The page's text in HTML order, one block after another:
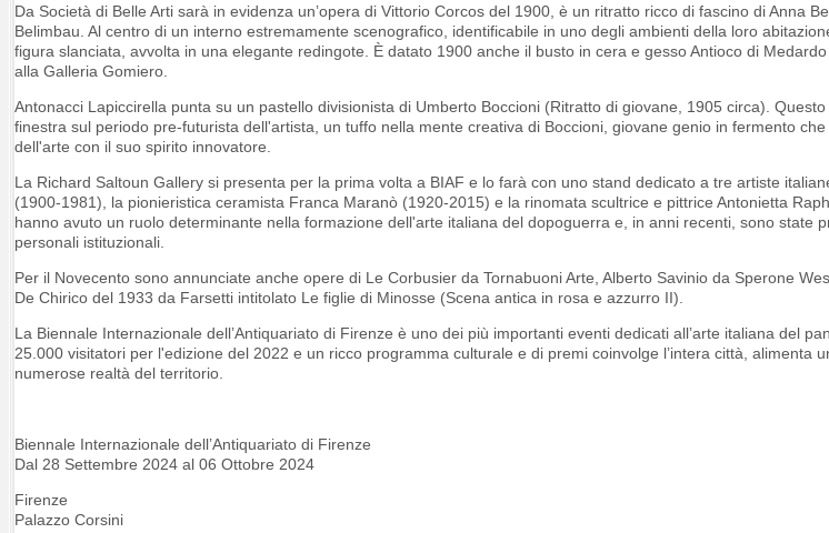
Da Società di Belle Arti sarà in evidenza un’opera di Vittorio Corcos del 1900, è un ritratto ricco di fascino di Anna
Belimbau. Al centro di un interno estremamente scenografico, identificabile in uno degli ambienti della loro
figura slanciata, avvolta in una elegante redingote. È datato 1900 anche il busto in cera e gesso Antioco di
alla Galleria Gomiero.
Antonacci Lapiccirella punta su un pastello divisionista di Umberto Boccioni (Ritratto di giovane, 1905 circa).
finestra sul periodo pre-futurista dell'artista, un tuffo nella mente creativa di Boccioni, giovane genio in fermento
dell'arte con il suo spirito innovatore.
La Richard Saltoun Gallery si presenta per la prima volta a BIAF e lo farà con uno stand dedicato a tre artiste
(1900-1981), la pionieristica ceramista Franca Maranò (1920-2015) e la rinomata scultrice e pittrice Antonietta
hanno avuto un ruolo determinante nella formazione dell'arte italiana del dopoguerra e, in anni recenti, sono state
personali istituzionali.
Per il Novecento sono annunciate anche opere di Le Corbusier da Tornabuoni Arte, Alberto Savinio da Sperone
De Chirico del 1933 da Farsetti intitolato Le figlie di Minosse (Scena antica in rosa e azzurro II).
La Biennale Internazionale dell’Antiquariato di Firenze è uno dei più importanti eventi dedicati all’arte italiana del
25.000 visitatori per l'edizione del 2022 e un ricco programma culturale e di premi coinvolge l’intera città, alimenta
numerose realtà del territorio.
Biennale Internazionale dell’Antiquariato di Firenze
Dal 28 Settembre 2024 al 06 Ottobre 2024
Firenze
Palazzo Corsini